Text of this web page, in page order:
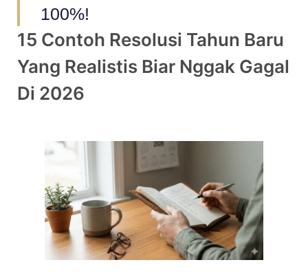
100%!
15 Contoh Resolusi Tahun Baru
Yang Realistis Biar Nggak Gagal
Di 2026